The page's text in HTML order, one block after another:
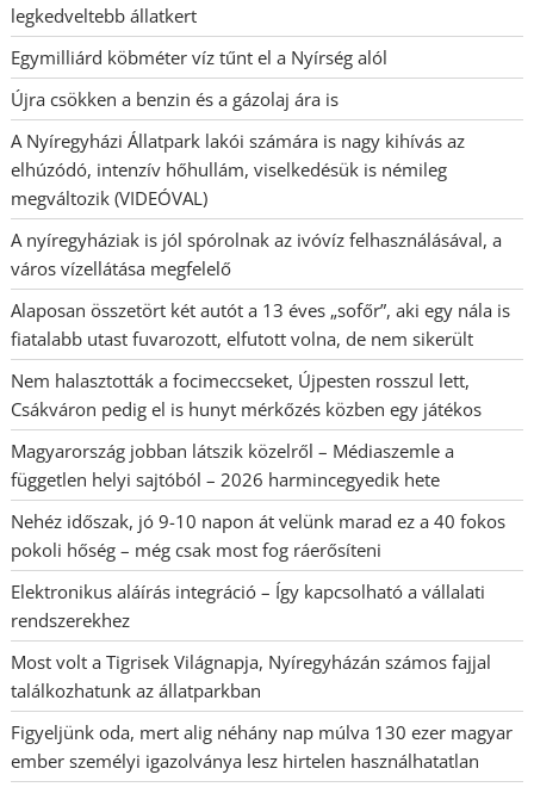
legkedveltebb állatkert
Egymilliárd köbméter víz tűnt el a Nyírség alól
Újra csökken a benzin és a gázolaj ára is
A Nyíregyházi Állatpark lakói számára is nagy kihívás az
elhúzódó, intenzív hőhullám, viselkedésük is némileg
megváltozik (VIDEÓVAL)
A nyíregyháziak is jól spórolnak az ivóvíz felhasználásával, a
város vízellátása megfelelő
Alaposan összetört két autót a 13 éves „sofőr”, aki egy nála is
fiatalabb utast fuvarozott, elfutott volna, de nem sikerült
Nem halasztották a focimeccseket, Újpesten rosszul lett,
Csákváron pedig el is hunyt mérkőzés közben egy játékos
Magyarország jobban látszik közelről – Médiaszemle a
független helyi sajtóból – 2026 harmincegyedik hete
Nehéz időszak, jó 9-10 napon át velünk marad ez a 40 fokos
pokoli hőség – még csak most fog ráerősíteni
Elektronikus aláírás integráció – Így kapcsolható a vállalati
rendszerekhez
Most volt a Tigrisek Világnapja, Nyíregyházán számos fajjal
találkozhatunk az állatparkban
Figyeljünk oda, mert alig néhány nap múlva 130 ezer magyar
ember személyi igazolványa lesz hirtelen használhatatlan